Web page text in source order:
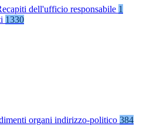
dell'ufficio responsabile 1
1330
organi indirizzo-politico 384